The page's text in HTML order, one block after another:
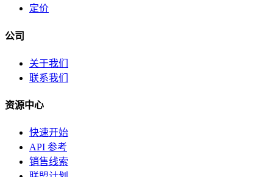
定价
公司
关于我们
联系我们
资源中心
快速开始
API 参考
销售线索